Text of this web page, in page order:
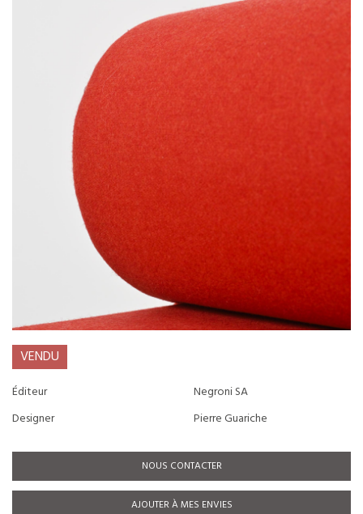
VENDU
Éditeur
Negroni SA
Designer
Pierre Guariche
NOUS CONTACTER
AJOUTER À MES ENVIES